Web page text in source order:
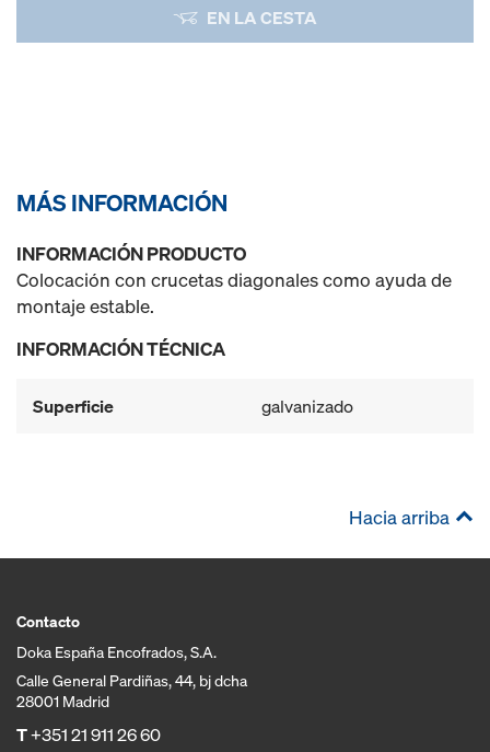
EN LA CESTA
MÁS INFORMACIÓN
INFORMACIÓN PRODUCTO
Colocación con crucetas diagonales como ayuda de
montaje estable.
INFORMACIÓN TÉCNICA
Superficie galvanizado
Hacia arriba
Contacto
Doka España Encofrados, S.A.
Calle General Pardiñas, 44, bj dcha
28001 Madrid
T+351 21 911 26 60